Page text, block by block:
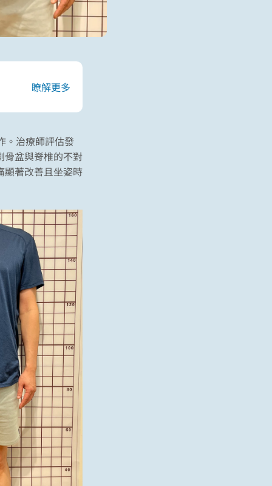
瞭解更多
。治療師評估發
骨盆與脊椎的不對
顯著改善且坐姿時